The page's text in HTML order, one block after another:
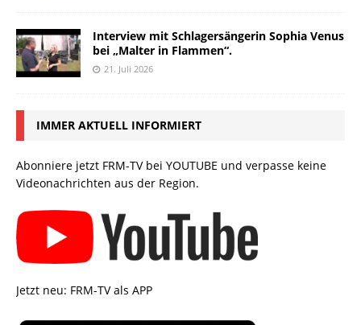
Interview mit Schlagersängerin Sophia Venus
bei „Malter in Flammen“.
21. Juli 2026
IMMER AKTUELL INFORMIERT
Abonniere jetzt FRM-TV bei YOUTUBE und verpasse keine
Videonachrichten aus der Region.
Jetzt neu: FRM-TV als APP